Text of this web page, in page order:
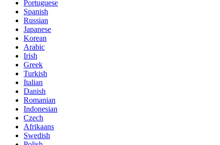
Portuguese
Spanish
Russian
Japanese
Korean
Arabic
Irish
Greek
Turkish
Italian
Danish
Romanian
Indonesian
Czech
Afrikaans
Swedish